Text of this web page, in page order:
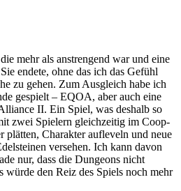
mehr als anstrengend war und eine
endete, ohne das ich das Gefühl
zu gehen. Zum Ausgleich habe ich
gespielt – EQOA, aber auch eine
II. Ein Spiel, was deshalb so
zwei Spielern gleichzeitig im Coop-
plätten, Charakter aufleveln und neue
versehen. Ich kann davon
nur, dass die Dungeons nicht
würde den Reiz des Spiels noch mehr